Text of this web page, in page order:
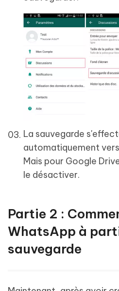
La sauvegarde
automatiquement
Mais pour Google
le désactiver.
Partie 2 :
WhatsApp à
sauvegarde